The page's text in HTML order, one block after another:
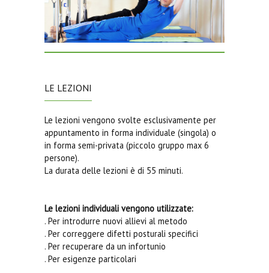
LE LEZIONI
Le lezioni vengono svolte esclusivamente per
appuntamento in forma individuale (singola) o
in forma semi-privata (piccolo gruppo max 6
persone).
La durata delle lezioni è di 55 minuti.
Le lezioni individuali vengono utilizzate:
. Per introdurre nuovi allievi al metodo
. Per correggere difetti posturali specifici
. Per recuperare da un infortunio
. Per esigenze particolari